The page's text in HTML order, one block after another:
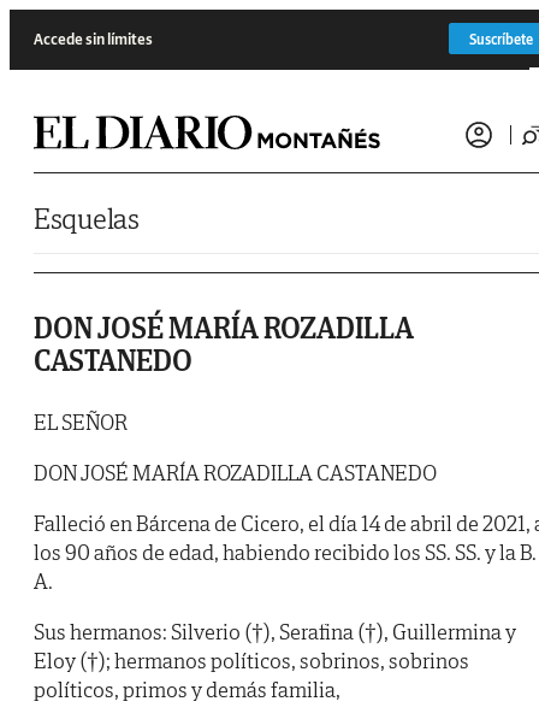
Accede sin límites Suscríbete
Esquelas
DON JOSÉ MARÍA ROZADILLA
CASTANEDO
EL SEÑOR
DON JOSÉ MARÍA ROZADILLA CASTANEDO
Falleció en Bárcena de Cicero, el día 14 de abril de 2021,
los 90 años de edad, habiendo recibido los SS. SS. y la B.
A.
Sus hermanos: Silverio (†), Serafina (†), Guillermina y
Eloy (†); hermanos políticos, sobrinos, sobrinos
políticos, primos y demás familia,